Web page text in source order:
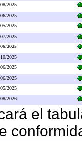
2025
2025
2025
2025
2025
2025
2025
2025
2025
2026
el